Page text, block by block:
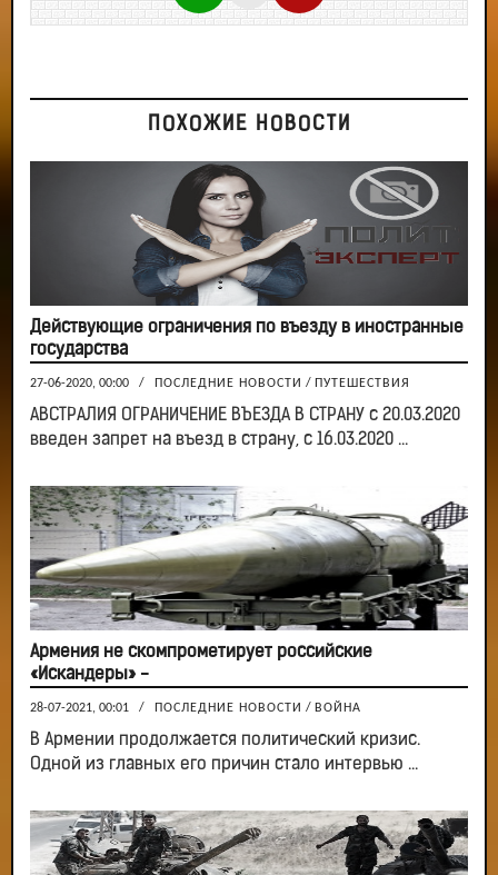
ПОХОЖИЕ НОВОСТИ
Действующие ограничения по въезду в иностранные
государства
27-06-2020, 00:00 / ПОСЛЕДНИЕ НОВОСТИ / ПУТЕШЕСТВИЯ
АВСТРАЛИЯ ОГРАНИЧЕНИЕ ВЪЕЗДА В СТРАНУ с 20.03.2020
введен запрет на въезд в страну, с 16.03.2020 ...
Армения не скомпрометирует российские
«Искандеры» -
28-07-2021, 00:01 / ПОСЛЕДНИЕ НОВОСТИ / ВОЙНА
В Армении продолжается политический кризис.
Одной из главных его причин стало интервью ...